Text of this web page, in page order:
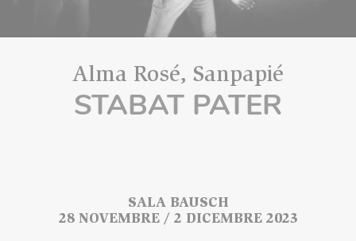
Alma Rosé, Sanpapié
STABAT PATER
SALA BAUSCH
28 NOVEMBRE / 2 DICEMBRE 2023